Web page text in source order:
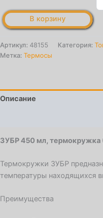
В корзину
Артикул: 48155 Категория:
Метка: Термосы
Описание
ЗУБР 450 мл, термокружка
Термокружки ЗУБР
температуры находящихся
Преимущества